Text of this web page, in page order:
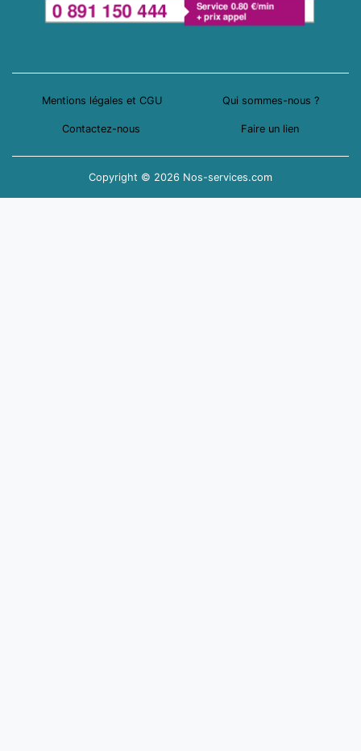
Mentions légales et CGU Qui sommes-nous ?
Contactez-nous Faire un lien
Copyright © 2026 Nos-services.com